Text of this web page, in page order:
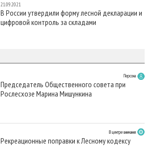
21.09.2021
В России утвердили форму лесной декларации и
цифровой контроль за складами
Персона
Председатель Общественного совета при
Рослесхозе Марина Мишункина
В центре внимания
Рекреационные поправки к Лесному кодексу